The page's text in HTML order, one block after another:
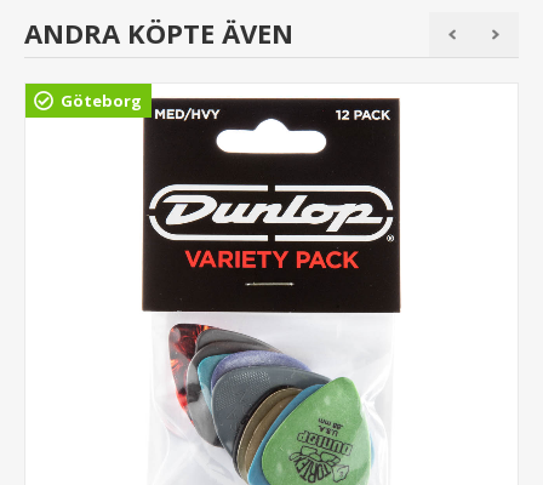
ANDRA KÖPTE ÄVEN
Göteborg